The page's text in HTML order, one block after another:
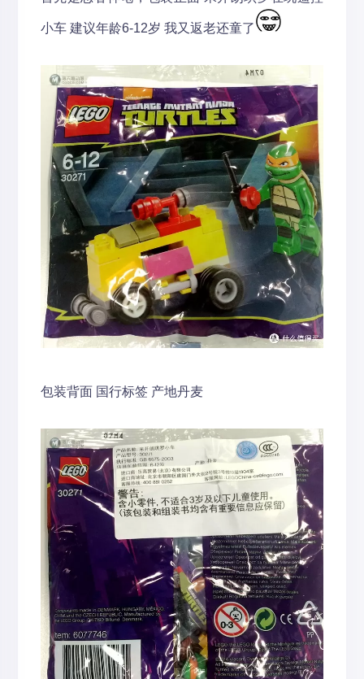
小车 建议年龄6-12岁 我又返老还童了
包装背面 国行标签 产地丹麦